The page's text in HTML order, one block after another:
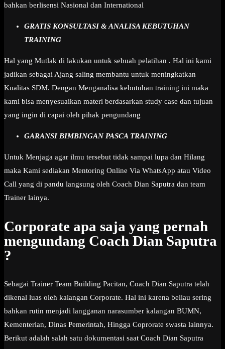
bahkan berlisensi Nasional dan International
GRATIS KONSULTASI & ANALISA KEBUTUHAN
TRAINING
Hal yang Mutlak di lakukan untuk sebuah pelatihan . Hal ini kami
jadikan sebagai Ajang saling membantu untuk meningkatkan
Kualitas SDM. Dengan Menganalisa kebutuhan training ini maka
kami bisa menyesuaikan materi berdasarkan study case dan tujuan
yang ingin di capai oleh pihak pengundang
GARANSI BIMBINGAN PASCA TRAINING
Untuk Menjaga agar ilmu tersebut tidak sampai lupa dan Hilang
maka Kami sediakan Mentoring Online Via WhatsApp atau Video
Call yang di pandu langsung oleh Coach Dian Saputra dan team
Trainer lainya.
Corporate apa saja yang pernah
mengundang Coach Dian Saputra
?
Sebagai Trainer Team Building Pacitan, Coach Dian Saputra telah
dikenal luas oleh kalangan Corporate. Hal ini karena beliau sering
bahkan rutin menjadi langganan narasumber kalangan BUMN,
Kementerian, Dinas Pemerintah, Hingga Coprorate swasta lainnya.
Berikut adalah salah satu dokumentasi saat Coach Dian Saputra